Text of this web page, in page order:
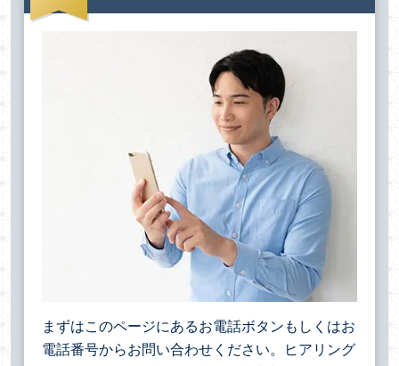
まずはこのページにあるお電話ボタンもしくはお
電話番号からお問い合わせください。ヒアリング